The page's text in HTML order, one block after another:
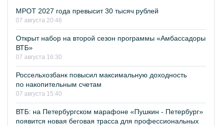
МРОТ 2027 года превысит 30 тысяч рублей
07 августа 20:46
Открыт набор на второй сезон программы «Амбассадоры
ВТБ»
07 августа 16:30
Россельхозбанк повысил максимальную доходность
по накопительным счетам
07 августа 15:40
ВТБ: на Петербургском марафоне «Пушкин - Петербург»
появится новая беговая трасса для профессиональных